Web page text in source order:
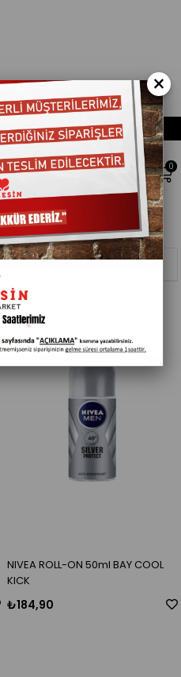
0
202002
Filtreleme
NIVEA ROLL-ON 50ml BAY COOL
KICK
₺184,90
×